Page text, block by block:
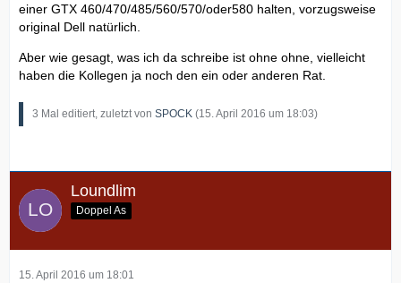
einer GTX 460/470/485/560/570/oder580 halten, vorzugsweise
original Dell natürlich.
Aber wie gesagt, was ich da schreibe ist ohne ohne, vielleicht
haben die Kollegen ja noch den ein oder anderen Rat.
3 Mal editiert, zuletzt von SPOCK (15. April 2016 um 18:03)
Loundlim
Doppel As
15. April 2016 um 18:01